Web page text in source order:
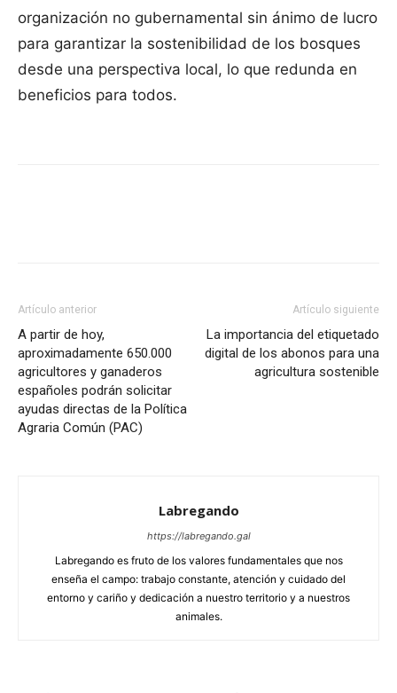
organización no gubernamental sin ánimo de lucro
para garantizar la sostenibilidad de los bosques
desde una perspectiva local, lo que redunda en
beneficios para todos.
Artículo anterior
A partir de hoy,
aproximadamente 650.000
agricultores y ganaderos
españoles podrán solicitar
ayudas directas de la Política
Agraria Común (PAC)
Artículo siguiente
La importancia del etiquetado
digital de los abonos para una
agricultura sostenible
Labregando
https://labregando.gal
Labregando es fruto de los valores fundamentales que nos
enseña el campo: trabajo constante, atención y cuidado del
entorno y cariño y dedicación a nuestro territorio y a nuestros
animales.